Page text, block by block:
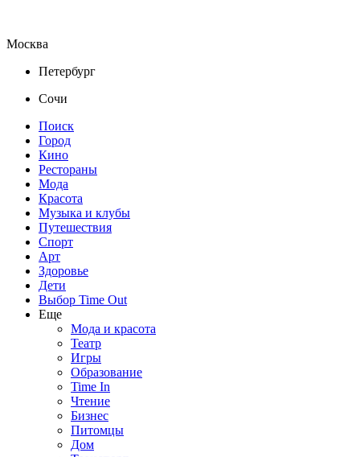
Москва
Петербург
Сочи
Поиск
Город
Кино
Рестораны
Мода
Красота
Музыка и клубы
Путешествия
Спорт
Арт
Здоровье
Дети
Выбор Time Out
Еще
Мода и красота
Театр
Игры
Образование
Time In
Чтение
Бизнес
Питомцы
Дом